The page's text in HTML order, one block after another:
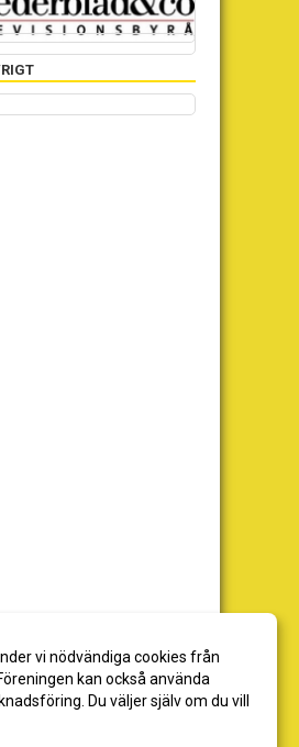
vi nödvändiga cookies från
kan också använda
Du väljer själv om du vill